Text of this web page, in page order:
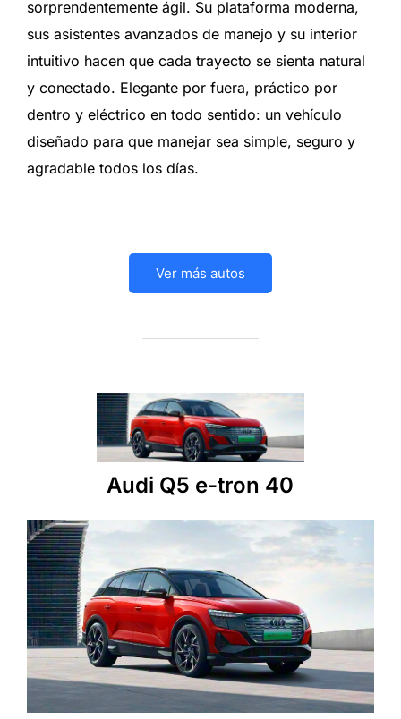
sorprendentemente ágil. Su plataforma moderna,
sus asistentes avanzados de manejo y su interior
intuitivo hacen que cada trayecto se sienta natural
y conectado. Elegante por fuera, práctico por
dentro y eléctrico en todo sentido: un vehículo
diseñado para que manejar sea simple, seguro y
agradable todos los días.
Ver más autos
Audi Q5 e-tron 40